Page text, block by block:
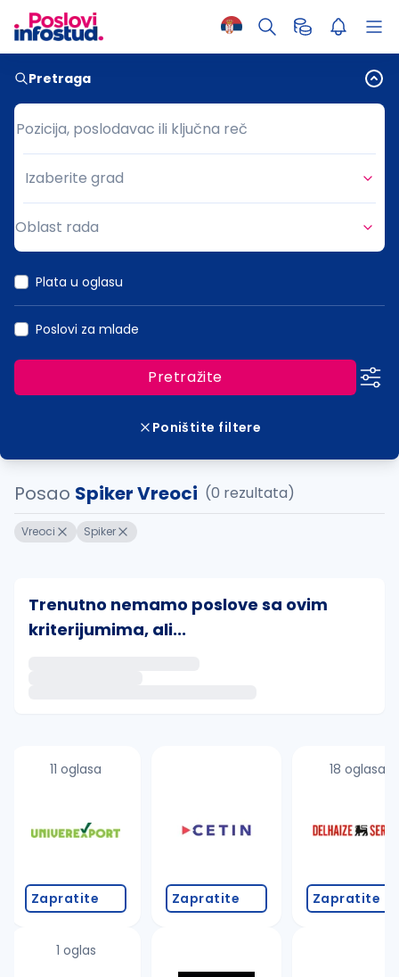
Pretraga
Pozicija, poslodavac ili ključna reč
Pozicija, poslodavac ili ključna reč
Grad
Izaberite grad
Oblast rada
Plata u oglasu
Poslovi za mlade
Pretražite
Poništite filtere
Posao Spiker Vreoci (0 rezultata)
Vreoci Spiker
Trenutno nemamo poslove sa ovim
kriterijumima, ali...
proverite pravopisne greške (koristite č, ć, š, đ,
promenite odabrane filtere pretrage
11 oglasa
Zapratite
1 oglas
Zapratite
18 oglasa
Zapratite